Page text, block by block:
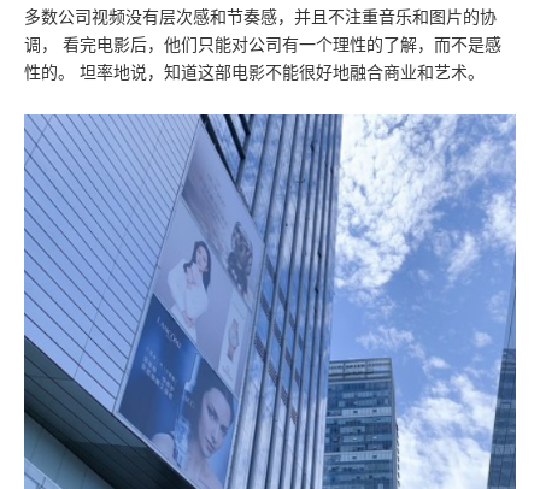
多数公司视频没有层次感和节奏感，并且不注重音乐和图片的协
调， 看完电影后，他们只能对公司有一个理性的了解，而不是感
性的。 坦率地说，知道这部电影不能很好地融合商业和艺术。